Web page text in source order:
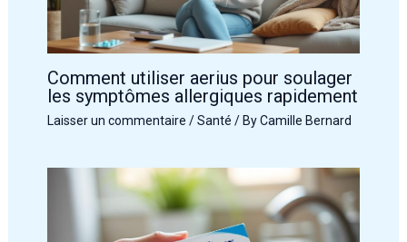
Comment utiliser aerius pour soulager
les symptômes allergiques rapidement
Laisser un commentaire /Santé / ByCamille Bernard